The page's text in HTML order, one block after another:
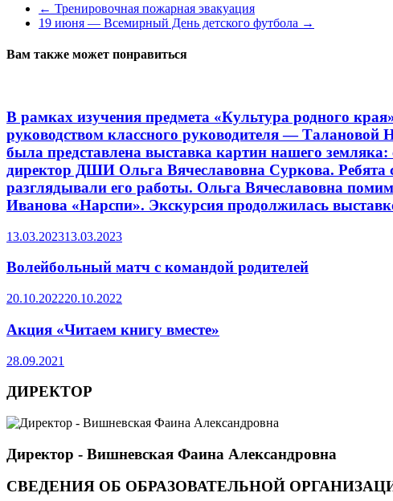
← Тренировочная пожарная эвакуация
19 июня — Всемирный День детского футбола →
Вам также может понравиться
В рамках изучения предмета «Культура родного
руководством классного руководителя —
была представлена выставка картин нашего
директор ДШИ Ольга Вячеславовна Суркова.
разглядывали его работы. Ольга Вячеславовна
Иванова «Нарспи». Экскурсия продолжилась
13.03.202313.03.2023
Волейбольный матч с командой родителей
20.10.202220.10.2022
Акция «Читаем книгу вместе»
28.09.2021
ДИРЕКТОР
Директор - Вишневская Фаина Александровна
СВЕДЕНИЯ ОБ ОБРАЗОВАТЕЛЬНОЙ